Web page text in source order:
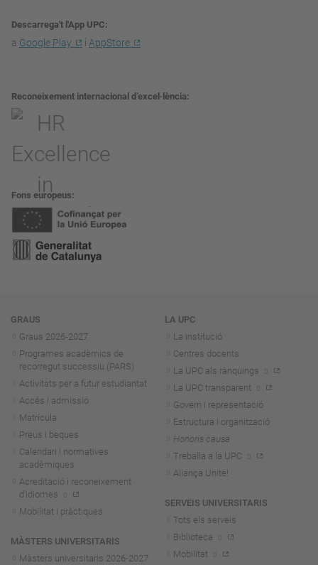
Descarrega't l'App UPC
a Google Play i AppStore
Reconeixement internacional d’excel·lència
Fons europeus
Navegació
GRAUS
Graus 2026-2027
Programes acadèmics de
recorregut successiu (PARS)
Activitats per a futur estudiantat
Accés i admissió
Matrícula
Preus i beques
Calendari i normatives
acadèmiques
Acreditació i reconeixement
d'idiomes
Mobilitat i pràctiques
MÀSTERS UNIVERSITARIS
Màsters universitaris 2026-2027
LA UPC
La institució
Centres docents
La UPC als rànquings
La UPC transparent
Govern i representació
Estructura i organització
Honoris causa
Treballa a la UPC
Aliança Unite!
SERVEIS UNIVERSITARIS
Tots els serveis
Biblioteca
Mobilitat